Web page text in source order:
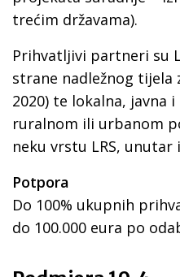
trećim državama).
Prihvatljivi partneri su
strane nadležnog tijela
2020) te lokalna, javna
ruralnom ili urbanom
neku vrstu LRS, unutar
Potpora
Do 100% ukupnih
do 100.000 eura po